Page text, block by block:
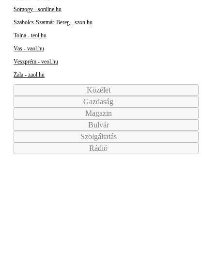
Somogy - sonline.hu
Szabolcs-Szatmár-Bereg - szon.hu
Tolna - teol.hu
Vas - vaol.hu
Veszprém - veol.hu
Zala - zaol.hu
Közélet
Gazdaság
Magazin
Bulvár
Szolgáltatás
Rádió